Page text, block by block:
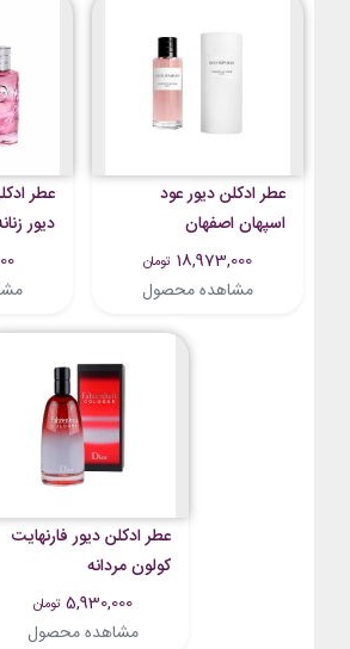
عطر ادکلن دیور عود
اسپهان اصفهان
18,973,000 تومان
مشاهده محصول
عطر
دیور
عطر ادکلن دیور فارنهایت
کولون مردانه
5,930,000 تومان
مشاهده محصول